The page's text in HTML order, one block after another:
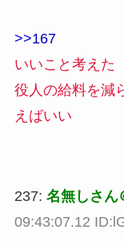
>>167
いいこと考えた
役人の給料を減
えばいい
237: 名無しさん
09:43:07.12